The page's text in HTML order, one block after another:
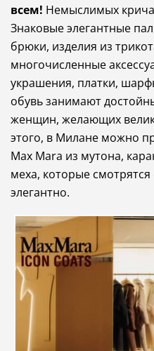
всем! Немыслимых
Знаковые элегантные
брюки, изделия из
многочисленные
украшения, платки,
обувь занимают
женщин, желающих
этого, в Милане можно
Max Mara из мутона,
меха, которые
элегантно.